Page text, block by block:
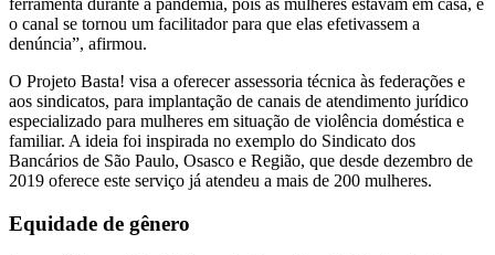
ferramenta durante a pandemia, pois as mulheres estavam em casa, e
o canal se tornou um facilitador para que elas efetivassem a
denúncia”, afirmou.
O Projeto Basta! visa a oferecer assessoria técnica às federações e
aos sindicatos, para implantação de canais de atendimento jurídico
especializado para mulheres em situação de violência doméstica e
familiar. A ideia foi inspirada no exemplo do Sindicato dos
Bancários de São Paulo, Osasco e Região, que desde dezembro de
2019 oferece este serviço já atendeu a mais de 200 mulheres.
Equidade de gênero